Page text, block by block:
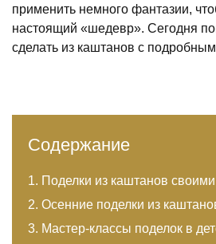
применить немного фантазии,
настоящий «шедевр». Сегодня
сделать из каштанов с
Содержание
Поделки из каштанов
Осенние поделки из
Мастер-классы поделок в